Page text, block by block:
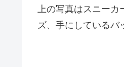
上の写真はスニー
ズ、手にしているバ